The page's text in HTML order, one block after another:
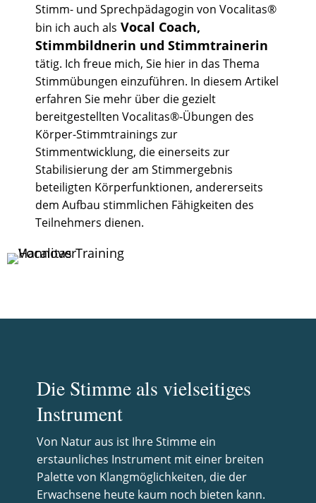
Stimm- und Sprechpädagogin von Vocalitas®
bin ich auch als Vocal Coach,
Stimmbildnerin und Stimmtrainerin
tätig. Ich freue mich, Sie hier in das Thema
Stimmübungen einzuführen. In diesem Artikel
erfahren Sie mehr über die gezielt
bereitgestellten Vocalitas®-Übungen des
Körper-Stimmtrainings zur
Stimmentwicklung, die einerseits zur
Stabilisierung der am Stimmergebnis
beteiligten Körperfunktionen, andererseits
dem Aufbau stimmlichen Fähigkeiten des
Teilnehmers dienen.
Die Stimme als vielseitiges
Instrument
Von Natur aus ist Ihre Stimme ein
erstaunliches Instrument mit einer breiten
Palette von Klangmöglichkeiten, die der
Erwachsene heute kaum noch bieten kann.